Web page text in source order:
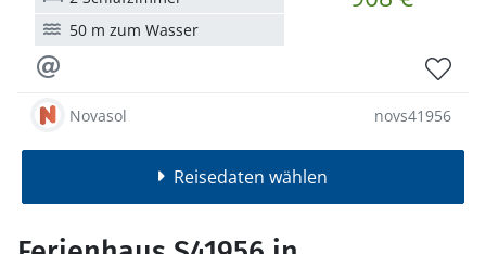
50 m zum Wasser
Novasol novs41956
Reisedaten wählen